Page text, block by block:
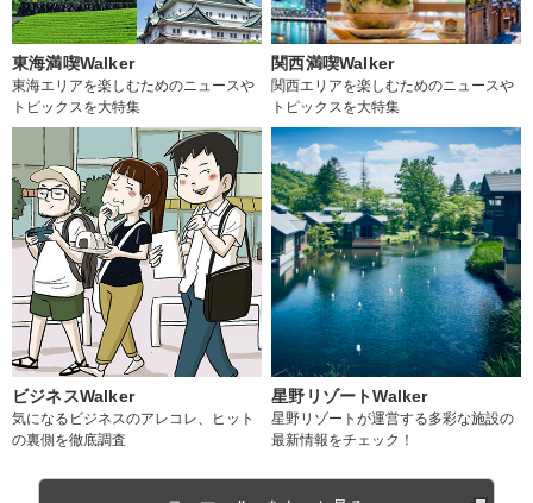
東海満喫Walker
東海エリアを楽しむためのニュースや
トピックスを大特集
関西満喫Walker
関西エリアを楽しむためのニュースや
トピックスを大特集
ビジネスWalker
気になるビジネスのアレコレ、ヒット
の裏側を徹底調査
星野リゾートWalker
星野リゾートが運営する多彩な施設の
最新情報をチェック！